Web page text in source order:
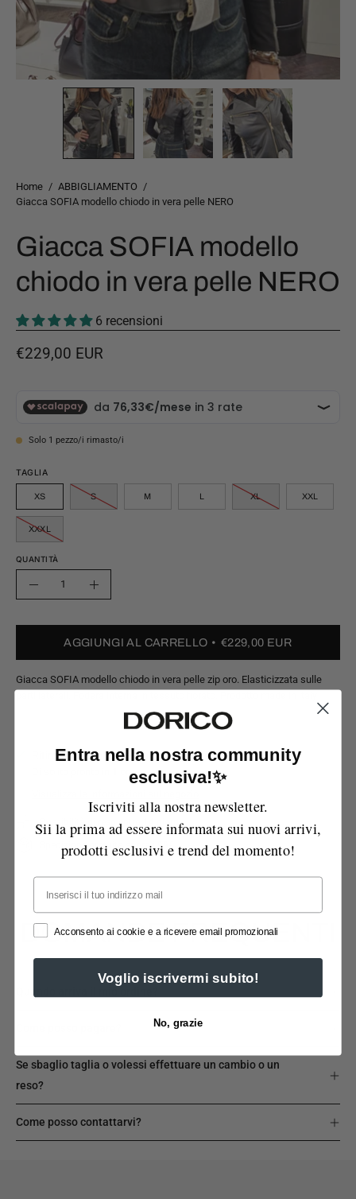
Home / ABBIGLIAMENTO /
Giacca SOFIA modello chiodo in vera pelle NERO
Giacca SOFIA modello
chiodo in vera pelle NERO
6 recensioni
€229,00 EUR
Solo 1 pezzo/i rimasto/i
TAGLIA
XS S M L XL XXL
XXXL
QUANTITÀ
Quantità
Aumenta
AGGIUNGI AL CARRELLO €229,00 EUR
Giacca SOFIA modello chiodo in vera pelle zip oro. Elasticizzata sulle
Ritiro disponibile pressoVia Manzoni
Di solito pronto in 1 ora
Possibilità di reso entro 14 giorni
Spedizione gratuita sopra i 99€
DOMANDE FREQUENTI
Se sbaglio taglia o volessi effettuare un cambio o un
reso?
Come posso contattarvi?
Entra nella nostra community
esclusiva!✨
Iscriviti alla nostra newsletter.
Sii la prima ad essere informata sui nuovi arrivi,
prodotti esclusivi e trend del momento!
Email
Acconsento ai cookie e a ricevere email promozionali
Voglio iscrivermi subito!
No, grazie